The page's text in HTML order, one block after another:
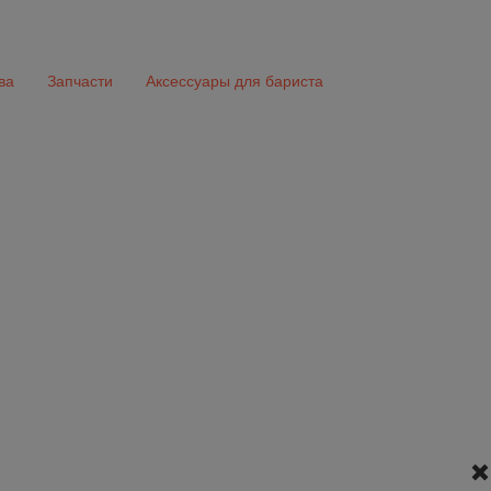
Запчасти Аксессуары для бариста